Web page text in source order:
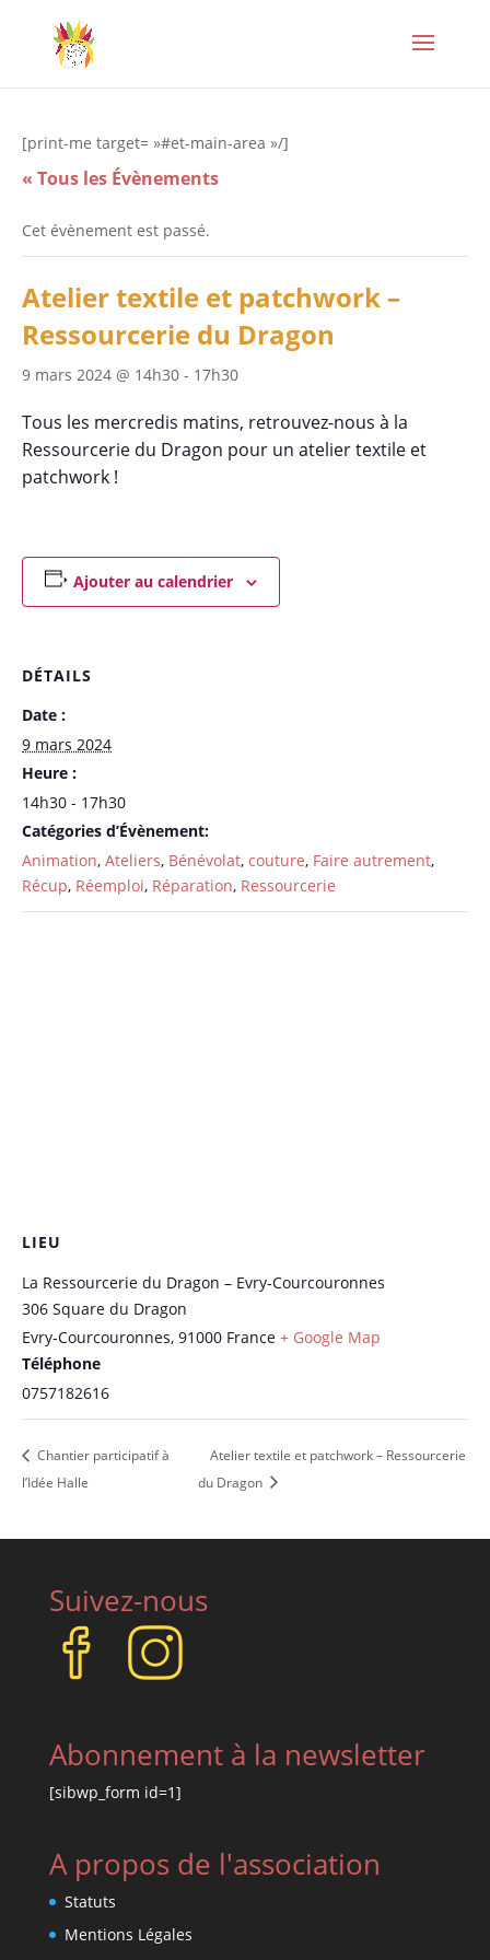
[print-me target= »#et-main-area »/]
« Tous les Évènements
Cet évènement est passé.
Atelier textile et patchwork –
Ressourcerie du Dragon
9 mars 2024 @ 14h30 - 17h30
Tous les mercredis matins, retrouvez-nous à la
Ressourcerie du Dragon pour un atelier textile et
patchwork !
Ajouter au calendrier
DÉTAILS
Date :
9 mars 2024
Heure :
14h30 - 17h30
Catégories d’Évènement:
Animation, Ateliers, Bénévolat, couture, Faire autrement,
Récup, Réemploi, Réparation, Ressourcerie
LIEU
La Ressourcerie du Dragon – Evry-Courcouronnes
306 Square du Dragon
Evry-Courcouronnes, 91000 France + Google Map
Téléphone
0757182616
Chantier participatif à
l’Idée Halle
Atelier textile et patchwork – Ressourcerie
du Dragon
Suivez-nous
Abonnement à la newsletter
[sibwp_form id=1]
A propos de l'association
Statuts
Mentions Légales